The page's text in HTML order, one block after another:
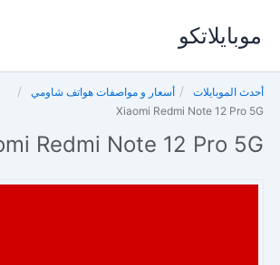
المحتوى
موبايلاتكو
أحدث الموبايلات
أسعار و مواصفات هواتف شاومي
Xiaomi Redmi Note 12 Pro 5G
Redmi Note 12 Pro 5G